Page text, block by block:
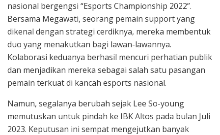
nasional bergengsi “Esports Championship 2022”.
Bersama Megawati, seorang pemain support yang
dikenal dengan strategi cerdiknya, mereka membentuk
duo yang menakutkan bagi lawan-lawannya.
Kolaborasi keduanya berhasil mencuri perhatian publik
dan menjadikan mereka sebagai salah satu pasangan
pemain terkuat di kancah esports nasional.
Namun, segalanya berubah sejak Lee So-young
memutuskan untuk pindah ke IBK Altos pada bulan Juli
2023. Keputusan ini sempat mengejutkan banyak